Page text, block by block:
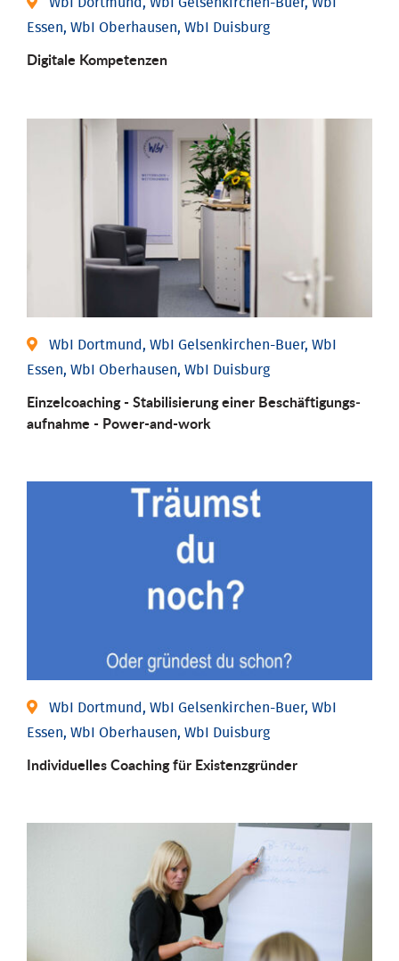
WbI Dortmund, WbI Gelsenkirchen-Buer, WbI
Essen, WbI Oberhausen, WbI Duisburg
Digitale Kompetenzen
WbI Dortmund, WbI Gelsenkirchen-Buer, WbI
Essen, WbI Oberhausen, WbI Duisburg
Einzel­coaching - Stabili­sierung einer Be­schäftigungs­
aufnahme - Power-and-work
WbI Dortmund, WbI Gelsenkirchen-Buer, WbI
Essen, WbI Oberhausen, WbI Duisburg
Individu­elles Coaching für Existenz­gründer